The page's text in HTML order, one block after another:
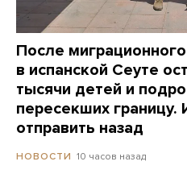
После миграционного
в испанской Сеуте
тысячи детей и
пересекших границу.
отправить назад
НОВОСТИ 10 часов назад